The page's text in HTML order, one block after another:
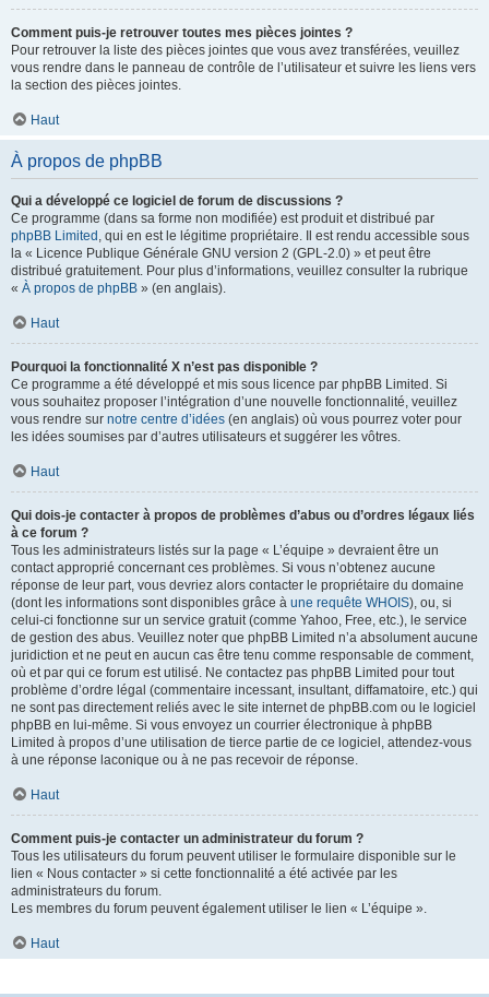
Comment puis-je retrouver toutes mes pièces jointes ?
Pour retrouver la liste des pièces jointes que vous avez transférées, veuillez
vous rendre dans le panneau de contrôle de l’utilisateur et suivre les liens vers
la section des pièces jointes.
Haut
À propos de phpBB
Qui a développé ce logiciel de forum de discussions ?
Ce programme (dans sa forme non modifiée) est produit et distribué par
phpBB Limited , qui en est le légitime propriétaire. Il est rendu accessible sous
la « Licence Publique Générale GNU version 2 (GPL-2.0) » et peut être
distribué gratuitement. Pour plus d’informations, veuillez consulter la rubrique
« À propos de phpBB » (en anglais).
Haut
Pourquoi la fonctionnalité X n’est pas disponible ?
Ce programme a été développé et mis sous licence par phpBB Limited. Si
vous souhaitez proposer l’intégration d’une nouvelle fonctionnalité, veuillez
vous rendre sur notre centre d’idées (en anglais) où vous pourrez voter pour
les idées soumises par d’autres utilisateurs et suggérer les vôtres.
Haut
Qui dois-je contacter à propos de problèmes d’abus ou d’ordres légaux liés
à ce forum ?
Tous les administrateurs listés sur la page « L’équipe » devraient être un
contact approprié concernant ces problèmes. Si vous n’obtenez aucune
réponse de leur part, vous devriez alors contacter le propriétaire du domaine
(dont les informations sont disponibles grâce à une requête WHOIS), ou, si
celui-ci fonctionne sur un service gratuit (comme Yahoo, Free, etc.), le service
de gestion des abus. Veuillez noter que phpBB Limited n’a absolument aucune
juridiction et ne peut en aucun cas être tenu comme responsable de comment,
où et par qui ce forum est utilisé. Ne contactez pas phpBB Limited pour tout
problème d’ordre légal (commentaire incessant, insultant, diffamatoire, etc.) qui
ne sont pas directement reliés avec le site internet de phpBB.com ou le logiciel
phpBB en lui-même. Si vous envoyez un courrier électronique à phpBB
Limited à propos d’une utilisation de tierce partie de ce logiciel, attendez-vous
à une réponse laconique ou à ne pas recevoir de réponse.
Haut
Comment puis-je contacter un administrateur du forum ?
Tous les utilisateurs du forum peuvent utiliser le formulaire disponible sur le
lien « Nous contacter » si cette fonctionnalité a été activée par les
administrateurs du forum.
Les membres du forum peuvent également utiliser le lien « L’équipe ».
Haut